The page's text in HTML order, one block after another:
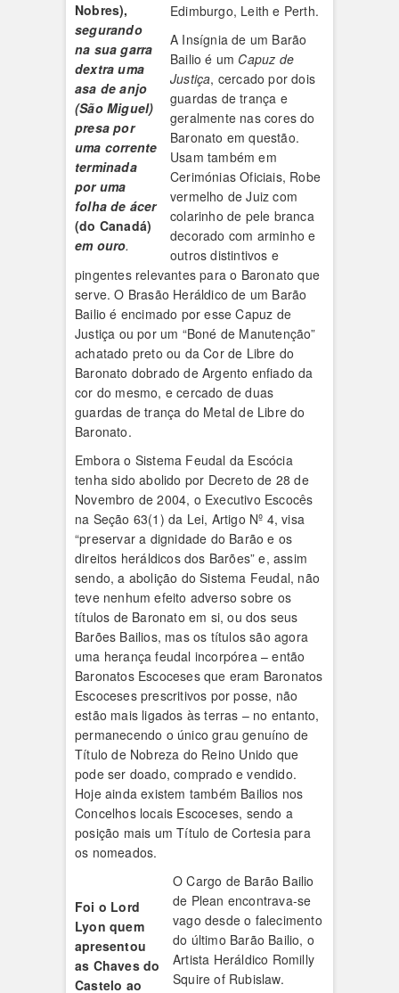
Nobres),
segurando
na sua garra
dextra uma
asa de anjo
(São Miguel)
presa por
uma corrente
terminada
por uma
folha de ácer
(do Canadá)
em ouro.
Edimburgo, Leith e Perth.
A Insígnia de um Barão
Bailio é um Capuz de
Justiça, cercado por dois
guardas de trança e
geralmente nas cores do
Baronato em questão.
Usam também em
Cerimónias Oficiais, Robe
vermelho de Juiz com
colarinho de pele branca
decorado com arminho e
outros distintivos e
pingentes relevantes para o Baronato que
serve. O Brasão Heráldico de um Barão
Bailio é encimado por esse Capuz de
Justiça ou por um “Boné de Manutenção”
achatado preto ou da Cor de Libre do
Baronato dobrado de Argento enfiado da
cor do mesmo, e cercado de duas
guardas de trança do Metal de Libre do
Baronato.
Embora o Sistema Feudal da Escócia
tenha sido abolido por Decreto de 28 de
Novembro de 2004, o Executivo Escocês
na Seção 63(1) da Lei, Artigo Nº 4, visa
“preservar a dignidade do Barão e os
direitos heráldicos dos Barões” e, assim
sendo, a abolição do Sistema Feudal, não
teve nenhum efeito adverso sobre os
títulos de Baronato em si, ou dos seus
Barões Bailios, mas os títulos são agora
uma herança feudal incorpórea – então
Baronatos Escoceses que eram Baronatos
Escoceses prescritivos por posse, não
estão mais ligados às terras – no entanto,
permanecendo o único grau genuíno de
Título de Nobreza do Reino Unido que
pode ser doado, comprado e vendido.
Hoje ainda existem também Bailios nos
Concelhos locais Escoceses, sendo a
posição mais um Título de Cortesia para
os nomeados.
Foi o Lord
Lyon quem
apresentou
as Chaves do
Castelo ao
O Cargo de Barão Bailio
de Plean encontrava-se
vago desde o falecimento
do último Barão Bailio, o
Artista Heráldico Romilly
Squire of Rubislaw.